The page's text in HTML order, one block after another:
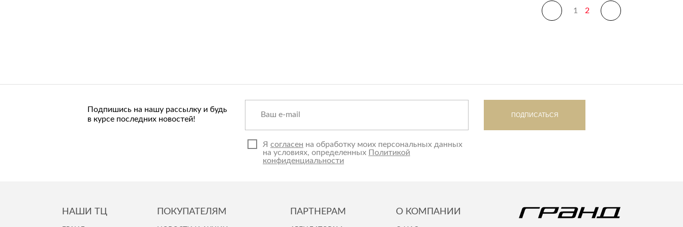
1 2
Подпишись на нашу рассылку и будь
в курсе последних новостей!
ПОДПИСАТЬСЯ
Я согласен на обработку моих персональных данных
на условиях, определенных Политикой
конфиденциальности
НАШИ ТЦ ПОКУПАТЕЛЯМ ПАРТНЕРАМ О КОМПАНИИ